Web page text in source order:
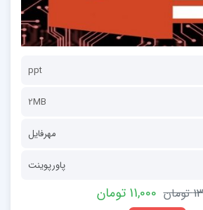
ppt
2MB
مهرفایل
پاورپوینت
11,000 تومان